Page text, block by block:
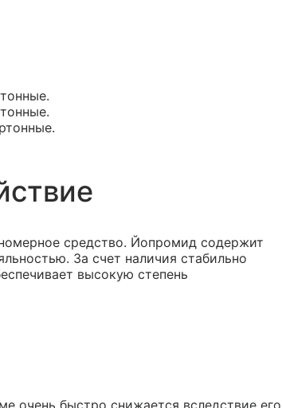
средство. Йопромид содержит
За счет наличия стабильно
высокую степень
очень быстро снижается вследствие его